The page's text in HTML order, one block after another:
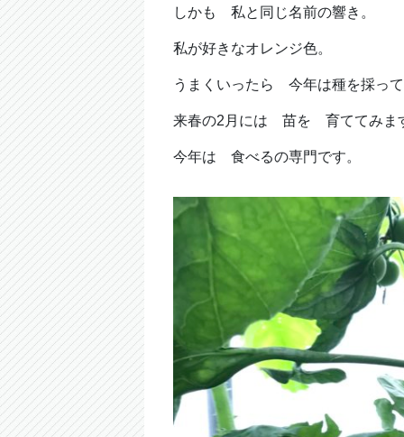
しかも 私と同じ名前の響き。
私が好きなオレンジ色。
うまくいったら 今年は種を採っ
来春の2月には 苗を 育ててみ
今年は 食べるの専門です。